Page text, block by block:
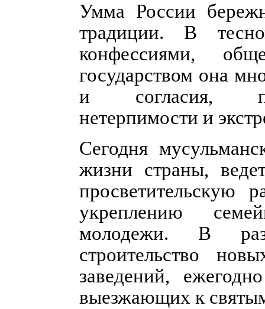
Умма России
традиции. В
конфессиями,
государством она
и согласия,
нетерпимости и
Сегодня
жизни страны,
просветительскую
укреплению
молодежи. В
строительство
заведений,
выезжающих к